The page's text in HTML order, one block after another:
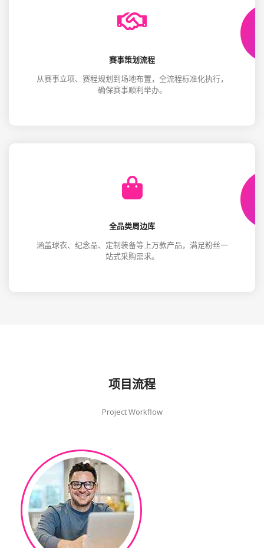
赛事策划流程
从赛事立项、赛程规划到场地布置，全流程标准化执行，
确保赛事顺利举办。
全品类周边库
涵盖球衣、纪念品、定制装备等上万款产品，满足粉丝一
站式采购需求。
项目流程
Project Workflow